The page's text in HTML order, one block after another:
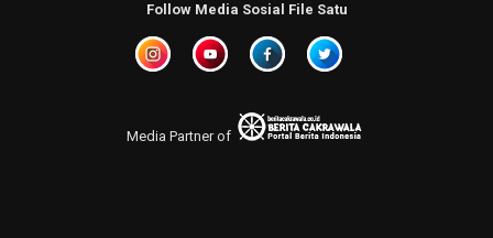
Follow Media Sosial File Satu
Media Partner of